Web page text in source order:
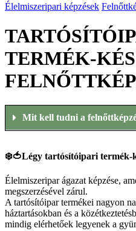
Élelmiszeripari képzések
TERMÉK-
Mit kell tudni a
❄️🍅Légy tartósítóipari termék-
Élelmiszeripar ágazat képzése,
megszerzésével zárul.
A tartósítóipar termékei nagyon
háztartásokban és a
mindig elérhetőek legyenek a